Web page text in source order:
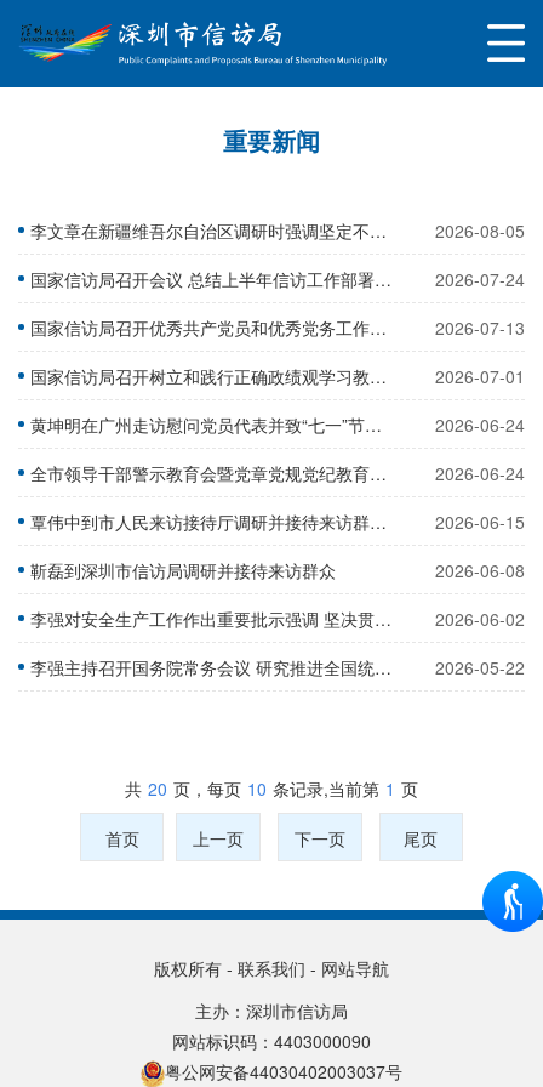
重要新闻
李文章在新疆维吾尔自治区调研时强调坚定不移推进信访工作法治化不断开创信访工作高质量发展新局面
2026-08-05
国家信访局召开会议 总结上半年信访工作部署下半年重点任务
2026-07-24
国家信访局召开优秀共产党员和优秀党务工作者表彰大会
2026-07-13
国家信访局召开树立和践行正确政绩观学习教育党课报告会
2026-07-01
黄坤明在广州走访慰问党员代表并致“七一”节日问候
2026-06-24
全市领导干部警示教育会暨党章党规党纪教育培训班召开 把正确政绩观贯穿干事创业全过程各方面 以实干实绩实效推动高质量发展
2026-06-24
覃伟中到市人民来访接待厅调研并接待来访群众 坚持民有所呼 我有所应 尽心尽责为群众排忧解难
2026-06-15
靳磊到深圳市信访局调研并接待来访群众
2026-06-08
李强对安全生产工作作出重要批示强调 坚决贯彻落实习近平总书记关于安全生产的重要指示精神 切实维护人民群众生命财产安全和社会大局稳定
2026-06-02
李强主持召开国务院常务会议 研究推进全国统一大市场建设有关工作 审议通过《现代化应急体系建设“十五五”规划》 讨论《中华人民共和国中国人民银行法（修订草案）》
2026-05-22
共 20 页，每页 10 条记录,当前第 1 页
首页 上一页 下一页 尾页
版权所有 - 联系我们 - 网站导航
主办：深圳市信访局
网站标识码：4403000090
粤公网安备44030402003037号